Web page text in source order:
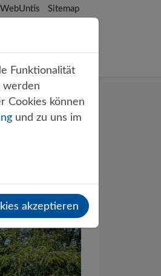
WebUntis Sitemap
Funktionalität
werden
Cookies können
und zu uns im
akzeptieren